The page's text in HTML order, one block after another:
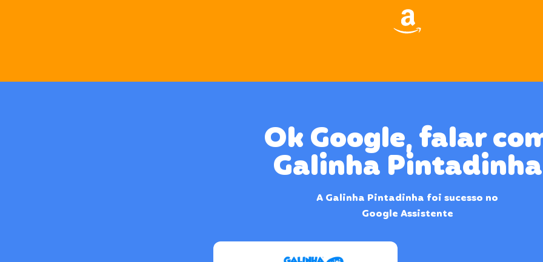
Ok Google, falar
Galinha Pintadinha
A Galinha Pintadinha foi sucesso no
Google Assistente